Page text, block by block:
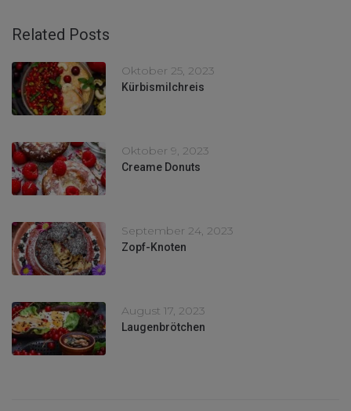
Related Posts
Oktober 25, 2023
Kürbismilchreis
Oktober 9, 2023
Creame Donuts
September 24, 2023
Zopf-Knoten
August 17, 2023
Laugenbrötchen